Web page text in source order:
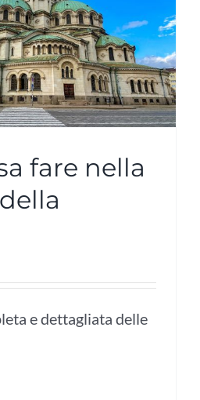
fare nella
e dettagliata delle